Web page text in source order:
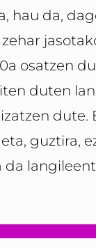
hau da,
osatzen
duten
dute.
guztira,